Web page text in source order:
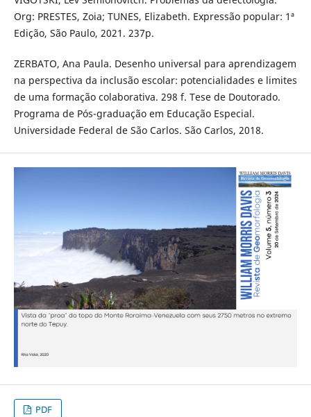
Org: PRESTES, Zoia; TUNES, Elizabeth. Expressão popular: 1ª
Edição, São Paulo, 2021. 237p.
ZERBATO, Ana Paula. Desenho universal para aprendizagem
na perspectiva da inclusão escolar: potencialidades e limites
de uma formação colaborativa. 298 f. Tese de Doutorado.
Programa de Pós-graduação em Educação Especial.
Universidade Federal de São Carlos. São Carlos, 2018.
PDF